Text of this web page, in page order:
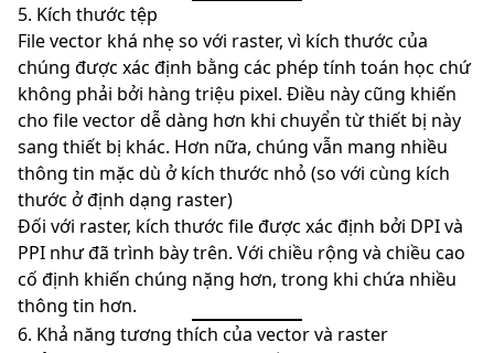
5. Kích thước tệp
File vector khá nhẹ so với raster, vì kích thước của
chúng được xác định bằng các phép tính toán học chứ
không phải bởi hàng triệu pixel. Điều này cũng khiến
cho file vector dễ dàng hơn khi chuyển từ thiết bị này
sang thiết bị khác. Hơn nữa, chúng vẫn mang nhiều
thông tin mặc dù ở kích thước nhỏ (so với cùng kích
thước ở định dạng raster)
Đối với raster, kích thước file được xác định bởi DPI và
PPI như đã trình bày trên. Với chiều rộng và chiều cao
cố định khiến chúng nặng hơn, trong khi chứa nhiều
thông tin hơn.
6. Khả năng tương thích của vector và raster